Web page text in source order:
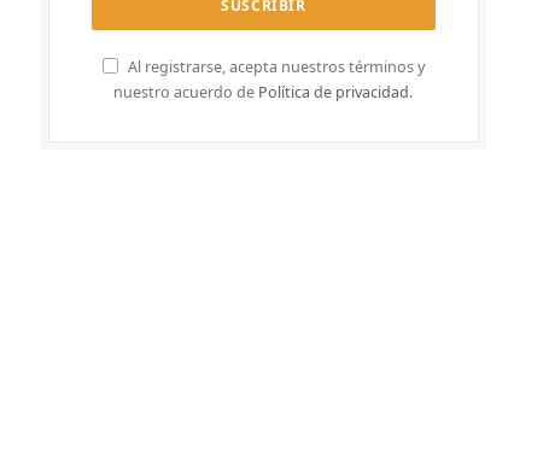
Al registrarse, acepta nuestros términos y
nuestro acuerdo de Política de privacidad.